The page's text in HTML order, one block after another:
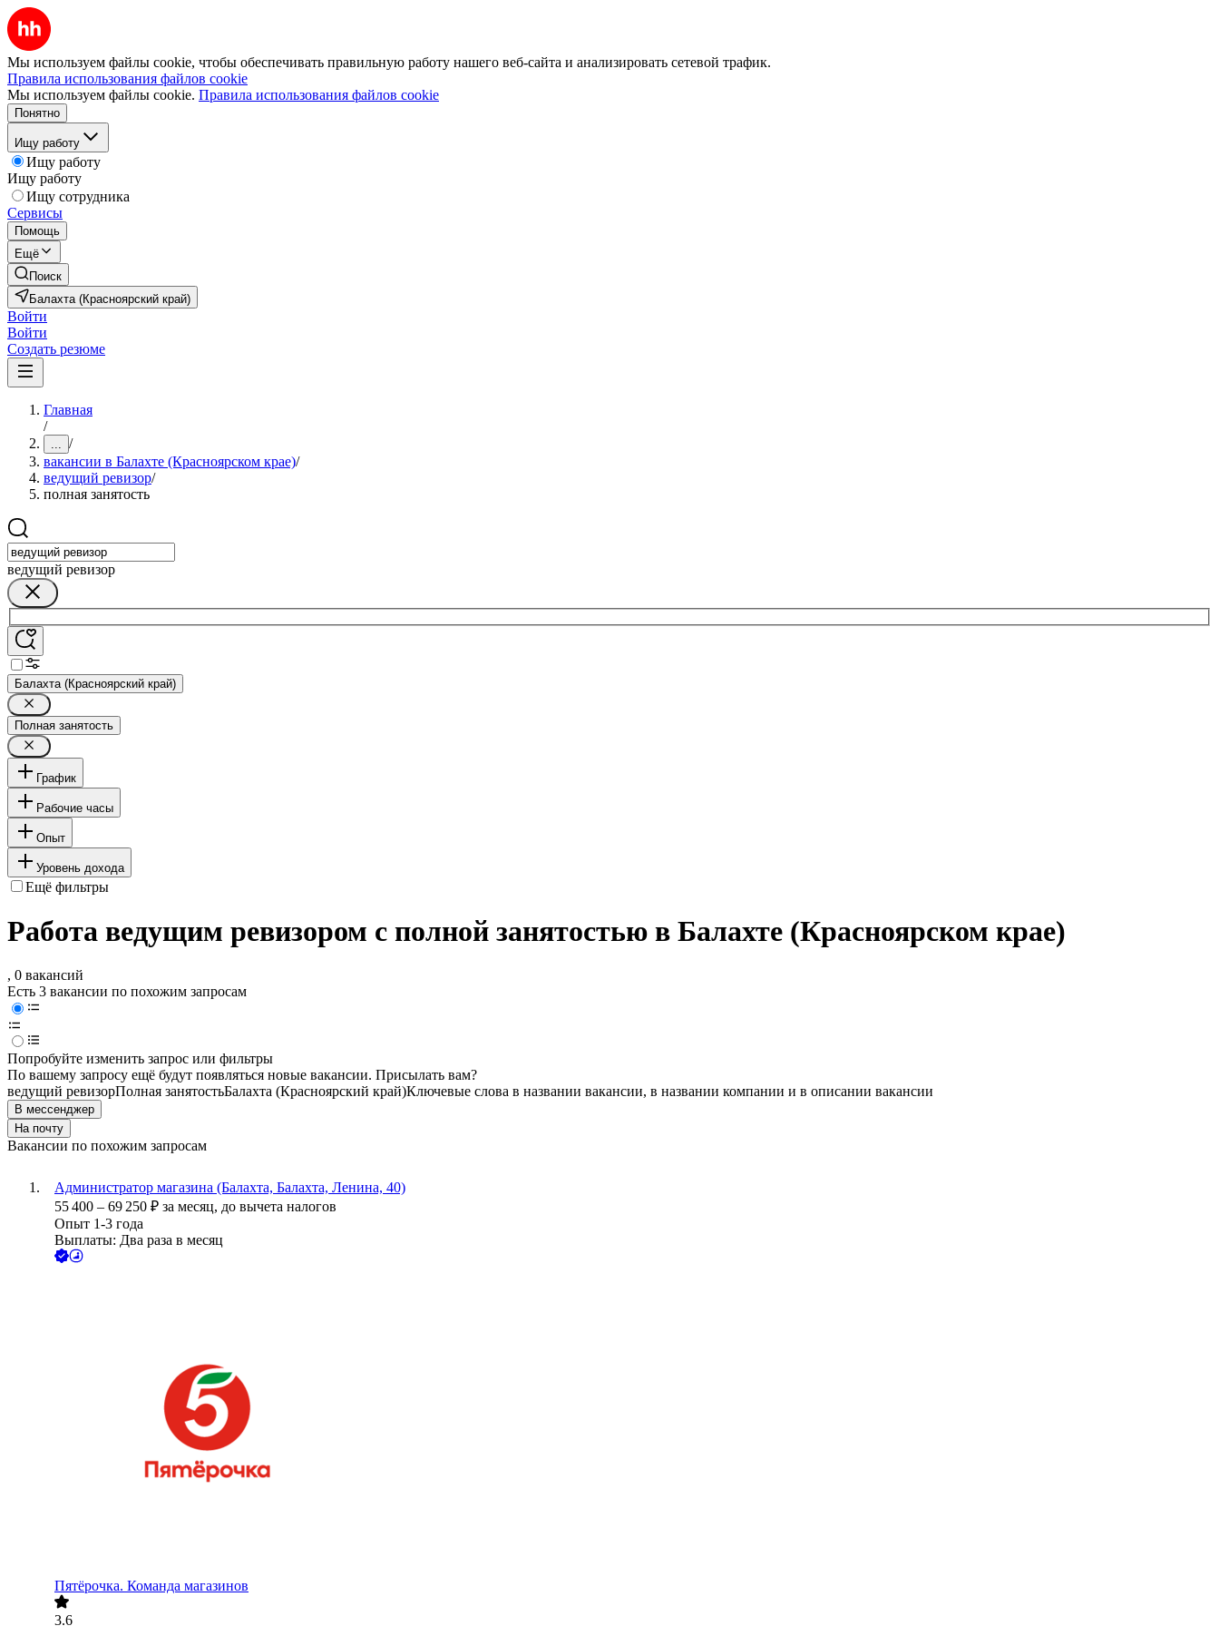
Мы используем файлы cookie, чтобы обеспечивать правильную работу нашего веб-сайта и анализировать сетевой трафик.
Правила использования файлов cookie
Мы используем файлы cookie. Правила использования файлов cookie
Понятно
Ищу работу
Ищу работу
Ищу работу
Ищу сотрудника
Сервисы
Помощь
Ещё
Поиск
Балахта (Красноярский край)
Войти
Войти
Создать резюме
Главная
/
... /
вакансии в Балахте (Красноярском крае)/
ведущий ревизор/
полная занятость
ведущий ревизор
Балахта (Красноярский край)
Полная занятость
График
Рабочие часы
Опыт
Уровень дохода
Ещё фильтры
Работа ведущим ревизором с полной занятостью в Балахте (Красноярском крае)
, 0 вакансий
Есть 3 вакансии по похожим запросам
Попробуйте изменить запрос или фильтры
По вашему запросу ещё будут появляться новые вакансии. Присылать вам?
ведущий ревизорПолная занятостьБалахта (Красноярский край)Ключевые слова в названии вакансии, в названии компании и в описании вакансии
В мессенджер
На почту
Вакансии по похожим запросам
Администратор магазина (Балахта, Балахта, Ленина, 40)
55 400 – 69 250 ₽ за месяц, до вычета налогов
Опыт 1-3 года
Выплаты: Два раза в месяц
Пятёрочка. Команда магазинов
3.6